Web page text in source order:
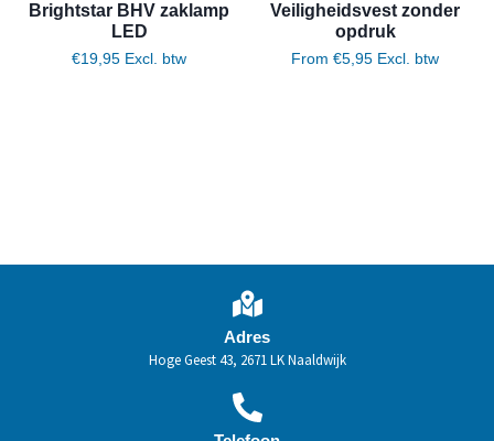
Brightstar BHV zaklamp
LED
€19,95 Excl. btw
Veiligheidsvest zonder
opdruk
From €5,95 Excl. btw
Adres
Hoge Geest 43, 2671 LK Naaldwijk